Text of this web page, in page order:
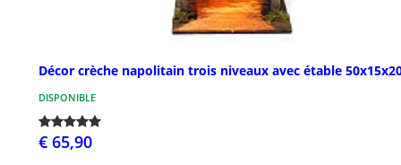
Décor crèche napolitain trois niveaux avec étable
DISPONIBLE
€ 65,90